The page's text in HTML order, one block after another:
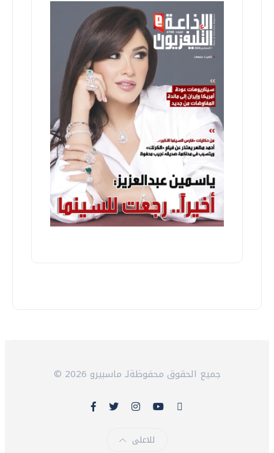
© 2026 جميع الحقوق محفوظةلـ ماسبيرو
للاعلى